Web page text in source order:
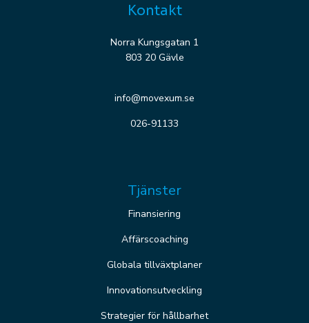
Kontakt
Norra Kungsgatan 1
803 20 Gävle
info@movexum.se
026-91133
Tjänster
Finansiering
Affärscoaching
Globala tillväxtplaner
Innovationsutveckling
Strategier för hållbarhet